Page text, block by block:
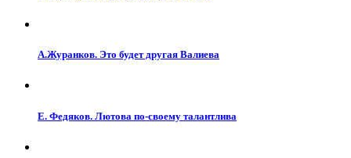
А.Журанков. Это будет другая Валиева
Е. Федяков. Лютова по-своему талантлива